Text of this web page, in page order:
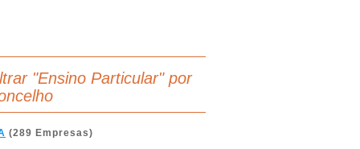
"Ensino Particular" por
(289 Empresas)